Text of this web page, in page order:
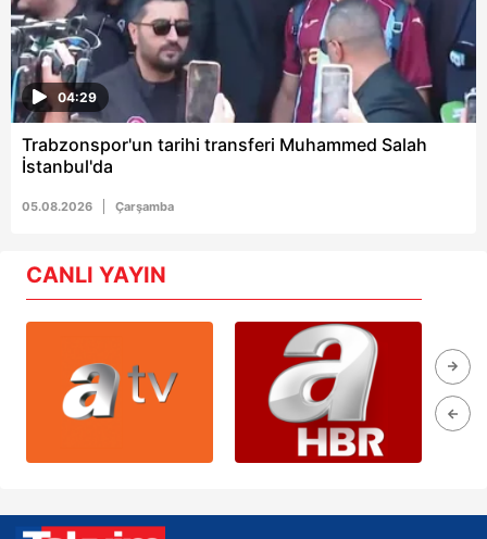
04:29
Trabzonspor'un tarihi transferi Muhammed Salah
İstanbul'da
05.08.2026 Çarşamba
CANLI YAYIN